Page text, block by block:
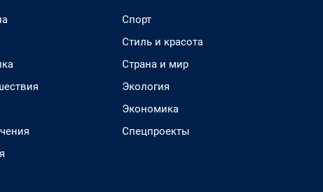
Спорт
Стиль и красота
Страна и мир
Экология
Экономика
Спецпроекты